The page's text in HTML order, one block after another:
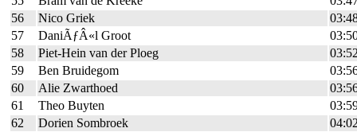
56
Nico Griek
57
DaniÃƒÂ«l Groot
58
Piet-Hein van der Ploeg
59
Ben Bruidegom
60
Alie Zwarthoed
61
Theo Buyten
62
Dorien Sombroek